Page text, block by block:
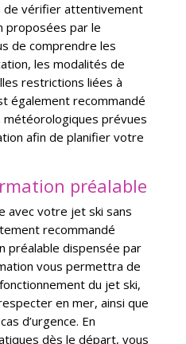
de vérifier attentivement
proposées par le
de comprendre les
les modalités de
restrictions liées à
également recommandé
prévues
afin de planifier votre
préalable
avec votre jet ski sans
recommandé
préalable dispensée par
vous permettra de
du jet ski,
en mer, ainsi que
d’urgence. En
dès le départ, vous